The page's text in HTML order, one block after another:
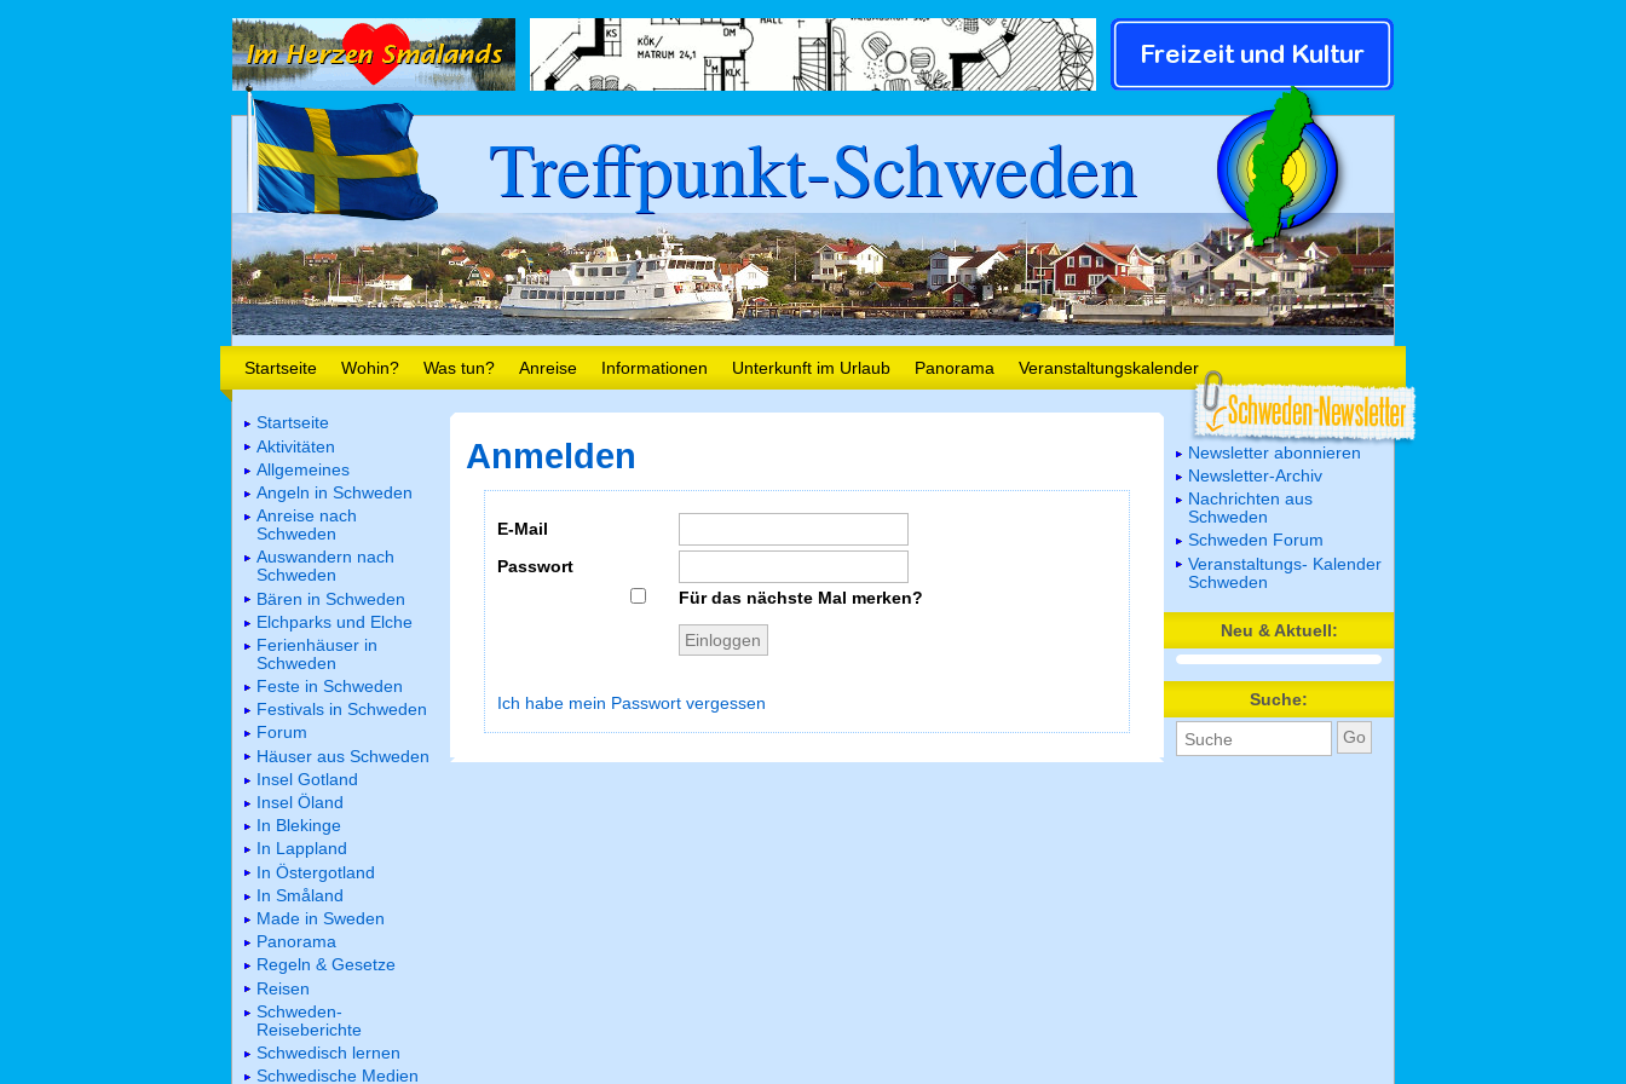
Treffpunkt-Schweden
Startseite Wohin? Was tun? Anreise Informationen Unterkunft im Urlaub Panorama Veranstaltungskalender
Anmelden
E-Mail
Passwort
Für das nächste Mal merken?
Ich habe mein Passwort vergessen
Startseite
Aktivitäten
Allgemeines
Angeln in Schweden
Anreise nach
Schweden
Auswandern nach
Schweden
Bären in Schweden
Elchparks und Elche
Ferienhäuser in
Schweden
Feste in Schweden
Festivals in Schweden
Forum
Häuser aus Schweden
Insel Gotland
Insel Öland
In Blekinge
In Lappland
In Östergotland
In Småland
Made in Sweden
Panorama
Regeln & Gesetze
Reisen
Schweden-
Reiseberichte
Schwedisch lernen
Schwedische Medien
Newsletter abonnieren
Newsletter-Archiv
Nachrichten aus
Schweden
Schweden Forum
Veranstaltungs- Kalender
Schweden
Neu & Aktuell:
Suche: